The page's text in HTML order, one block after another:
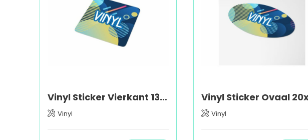
Vinyl Sticker Vierkant 13x13mm
Vinyl Vinyl